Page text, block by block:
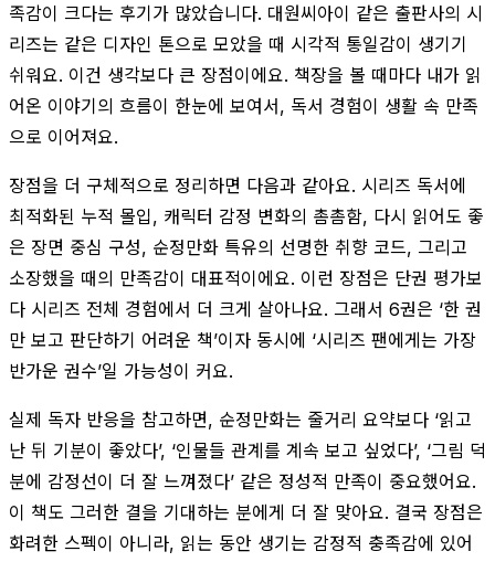
족감이 크다는 후기가 많았습니다. 대원씨아이 같은 출판사의 시
리즈는 같은 디자인 톤으로 모았을 때 시각적 통일감이 생기기
쉬워요. 이건 생각보다 큰 장점이에요. 책장을 볼 때마다 내가 읽
어온 이야기의 흐름이 한눈에 보여서, 독서 경험이 생활 속 만족
으로 이어져요.
장점을 더 구체적으로 정리하면 다음과 같아요. 시리즈 독서에
최적화된 누적 몰입, 캐릭터 감정 변화의 촘촘함, 다시 읽어도 좋
은 장면 중심 구성, 순정만화 특유의 선명한 취향 코드, 그리고
소장했을 때의 만족감이 대표적이에요. 이런 장점은 단권 평가보
다 시리즈 전체 경험에서 더 크게 살아나요. 그래서 6권은 ‘한 권
만 보고 판단하기 어려운 책’이자 동시에 ‘시리즈 팬에게는 가장
반가운 권수’일 가능성이 커요.
실제 독자 반응을 참고하면, 순정만화는 줄거리 요약보다 ‘읽고
난 뒤 기분이 좋았다’, ‘인물들 관계를 계속 보고 싶었다’, ‘그림 덕
분에 감정선이 더 잘 느껴졌다’ 같은 정성적 만족이 중요했어요.
이 책도 그러한 결을 기대하는 분에게 더 잘 맞아요. 결국 장점은
화려한 스펙이 아니라, 읽는 동안 생기는 감정적 충족감에 있어